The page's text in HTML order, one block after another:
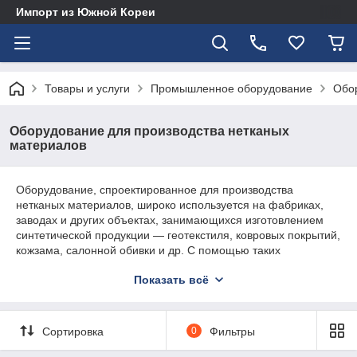
Импорт из Южной Кореи
Товары и услуги Промышленное оборудование
Оборудование для производства нетканых
материалов
Оборудование, спроектированное для производства
нетканых материалов, широко используется на фабриках,
заводах и других объектах, занимающихся изготовлением
синтетической продукции — геотекстиля, ковровых покрытий,
кожзама, салонной обивки и др. С помощью таких
примеру, нагревающие барабаны предназначены для
машины обеспечивают быстрое удаление избыточной влаги
из готового полотна. Эти и другие агрегаты имеются в
продаже на сайте компании KOTRA.
Показать всё
Сортировка 0 Фильтры